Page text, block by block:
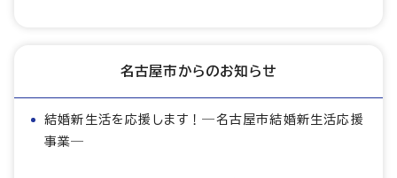
名古屋市からのお知らせ
結婚新生活を応援します！―名古屋市結婚新生活応援
事業―